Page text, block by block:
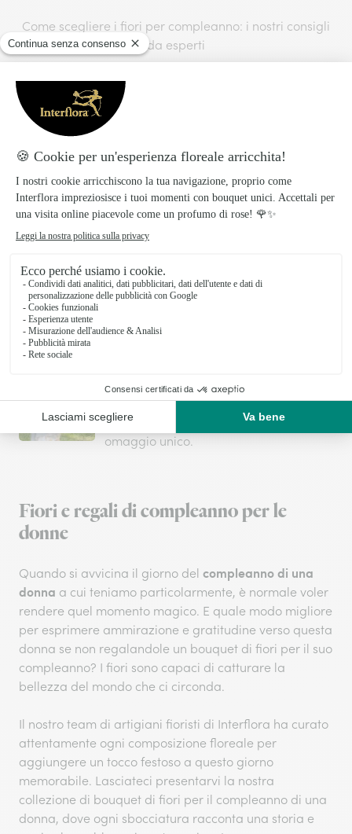
Come scegliere i fiori per compleanno: i nostri consigli
da esperti
Quali fiori regalare per un
compleanno?
Scopriamo insieme quali fiori regalare
per un compleanno. Per amici,
conoscenti, una ragazza, un uomo o la
mamma.
Auguri di buon compleanno: cosa
scrivere per dire buon compleanno
Scopri suggerimenti per scrivere un
biglietto d’auguri personalizzato. E per
rendere il giorno più speciale, regala
Celebra gli onomastici: regala fiori
carichi di significato. Scopri il
linguaggio floreale e sorprendi con un
omaggio unico.
Fiori e regali di compleanno per le
donne
Quando si avvicina il giorno del compleanno di una
donna a cui teniamo particolarmente, è normale voler
rendere quel momento magico. E quale modo migliore
per esprimere ammirazione e gratitudine verso questa
donna se non regalandole un bouquet di fiori per il suo
compleanno? I fiori sono capaci di catturare la
bellezza del mondo che ci circonda.
Il nostro team di artigiani fioristi di Interflora ha curato
attentamente ogni composizione floreale per
aggiungere un tocco festoso a questo giorno
memorabile. Lasciateci presentarvi la nostra
collezione di bouquet di fiori per il compleanno di una
donna, dove ogni sbocciatura racconta una storia e